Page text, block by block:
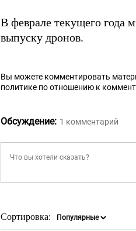
В феврале текущего года
выпуску дронов.
Вы можете комментировать
политике по отношению к
Обсуждение: 1 комментарий
Сортировка: